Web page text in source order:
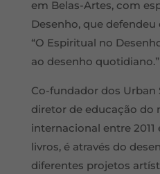
em Belas-Artes, com
Desenho, que
“O Espiritual no
ao desenho quotidiano.”
Co-fundador dos Urban
diretor de educação do
internacional entre 2011
livros, é através do
diferentes projetos